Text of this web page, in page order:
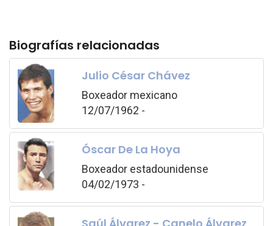
Biografías relacionadas
Julio César Chávez
Boxeador mexicano
12/07/1962 -
Óscar De La Hoya
Boxeador estadounidense
04/02/1973 -
Saúl Álvarez - Canelo Álvarez